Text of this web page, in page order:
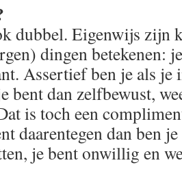
dubbel. Eigenwijs zijn
dingen betekenen:
Assertief ben je als je
bent dan zelfbewust,
is toch een
daarentegen dan ben
je bent onwillig en